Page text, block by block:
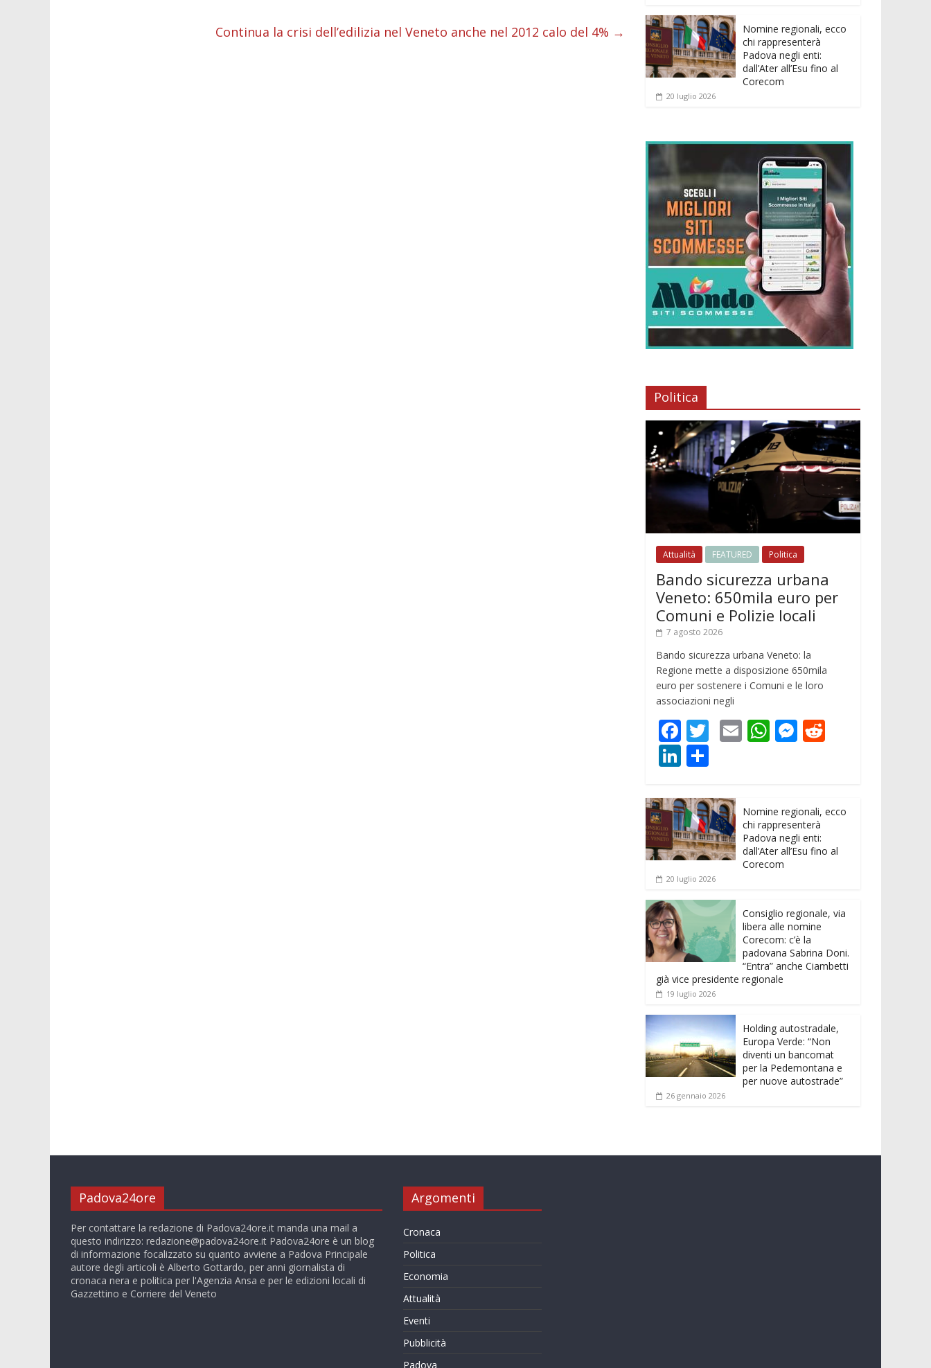
er
n
Continua la crisi dell’edilizia nel Veneto anche nel 2012 calo del 4% →
Nomine regionali, ecco
chi rappresenterà
Padova negli enti:
dall’Ater all’Esu fino al
Corecom
20 luglio 2026
Politica
Attualità FEATURED Politica
Bando sicurezza urbana
Veneto: 650mila euro per
Comuni e Polizie locali
7 agosto 2026
Bando sicurezza urbana Veneto: la
Regione mette a disposizione 650mila
euro per sostenere i Comuni e le loro
associazioni negli
F
ac
e
b
o
o
k
T
er
E W
A
p
p
M
n
g
er
t
Li
k
e
dI
n
n
di
vi
di
Nomine regionali, ecco
chi rappresenterà
Padova negli enti:
dall’Ater all’Esu fino al
Corecom
20 luglio 2026
Consiglio regionale, via
libera alle nomine
Corecom: c’è la
padovana Sabrina Doni.
“Entra” anche Ciambetti
già vice presidente regionale
19 luglio 2026
Holding autostradale,
Europa Verde: “Non
diventi un bancomat
per la Pedemontana e
per nuove autostrade”
26 gennaio 2026
Padova24ore
Per contattare la redazione di Padova24ore.it manda una mail a
questo indirizzo: redazione@padova24ore.it Padova24ore è un blog
di informazione focalizzato su quanto avviene a Padova Principale
autore degli articoli è Alberto Gottardo, per anni giornalista di
cronaca nera e politica per l'Agenzia Ansa e per le edizioni locali di
Gazzettino e Corriere del Veneto
Argomenti
Cronaca
Politica
Economia
Attualità
Eventi
Pubblicità
Padova